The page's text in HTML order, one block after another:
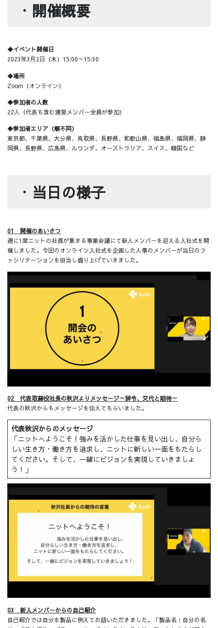
・ 開催概要
◆イベント開催日
2023年3月2日（木）15:00～15:30
◆場所
Zoom（オンライン）
◆参加者の人数
22人（代表も含む運営メンバー全員が参加）
◆参加者エリア（順不同）
東京都、千葉県、大分県、鳥取県、長野県、和歌山県、福島県、福岡県、静
岡県、長野県、広島県、ルワンダ、オーストラリア、スイス、韓国など
・ 当日の様子
01 開催のあいさつ
週に1度ニットの社員が集まる事業会議にて新人メンバーを迎える入社式を開
催しました。今回のオンライン入社式を企画した人事のメンバーが当日のフ
ァシリテーションを担当し盛り上げていきました。
02 代表取締役社長の秋沢よりメッセージ～辞令、交代と期待～
代表の秋沢からもメッセージを伝えてもらいました。
代表秋沢からのメッセージ
「ニットへようこそ！強みを活かした仕事を見い出し、自分ら
しい生き方・働き方を追求し、ニットに新しい一面をもたらし
てください。そして、一緒にビジョンを実現していきましょ
う！」
03 新入メンバーからの自己紹介
自己紹介では自分を製品に例えてお話いただきました。「製品名：自分の名